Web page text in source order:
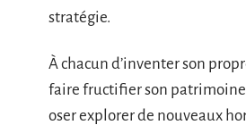
stratégie.
À chacun d’inventer son
faire fructifier son
oser explorer de nouveaux